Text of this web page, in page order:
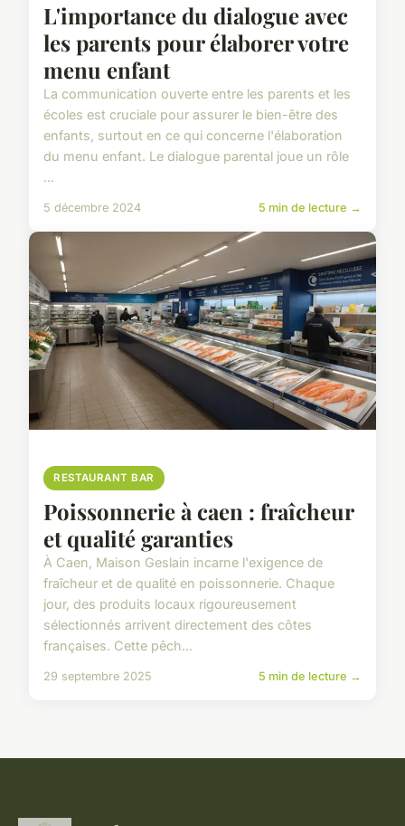
L'importance du dialogue avec
les parents pour élaborer votre
menu enfant
La communication ouverte entre les parents et les
écoles est cruciale pour assurer le bien-être des
enfants, surtout en ce qui concerne l'élaboration
du menu enfant. Le dialogue parental joue un rôle
...
5 décembre 2024 5 min de lecture →
RESTAURANT BAR
Poissonnerie à caen : fraîcheur
et qualité garanties
À Caen, Maison Geslain incarne l'exigence de
fraîcheur et de qualité en poissonnerie. Chaque
jour, des produits locaux rigoureusement
sélectionnés arrivent directement des côtes
françaises. Cette pêch...
29 septembre 2025 5 min de lecture →